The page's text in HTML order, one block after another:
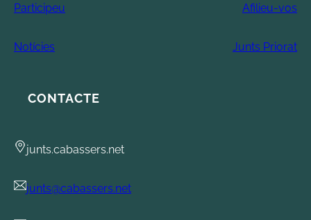
Participeu Afilieu-vos
Notícies Junts Priorat
CONTACTE
junts.cabassers.net
junts@cabassers.net